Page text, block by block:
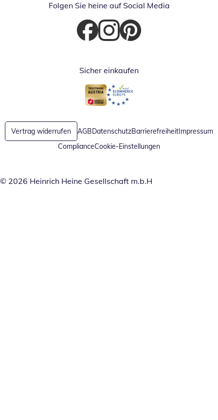
Folgen Sie heine auf Social Media
Öffnet in neuem Fenster
Öffnet in neuem Fenster
Öffnet in neuem Fenster
Sicher einkaufen
Öffnet in neuem Fenster
Öffnet in neuem Fenster
Vertrag widerrufen AGBDatenschutzBarrierefreiheitImpressum
ComplianceCookie-Einstellungen
© 2026 Heinrich Heine Gesellschaft m.b.H